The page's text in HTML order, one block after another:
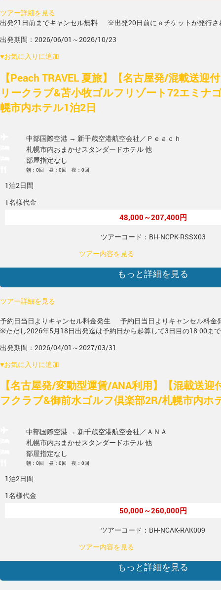
ツアー詳細を見る
出発21日前までキャンセル無料
※出発20日前にｅチケットが発行さ
出発期間：2026/06/01～2026/10/23
♥お気に入りに追加
【Peach TRAVEL 夏旅】【名古屋発/混載送迎
リークラブ&苫小牧ゴルフリゾート72エミナ
幌市内ホテル1泊2日
中部国際空港 → 新千歳空港航空会社／Ｐｅａｃｈ
札幌市内おまかせスタンダードホテル 他
部屋指定なし
朝：0回 昼：0回 夜：0回
1泊2日間
1名様代金
48,000～207,400円
ツアーコード：BH-NCPK-RSSX03
ツアー内容を見る
もっと詳細を見る
ツアー詳細を見る
予約日当日よりキャンセル料金発生
予約日当日よりキャンセル料金
※ただし2026年5月18日出発迄は予約日から起算して3日目の18:00ま
出発期間：2026/04/01～2027/03/31
♥お気に入りに追加
【名古屋発/変動型運賃/ANA利用】【混載送
フクラブ&御前水ゴルフ倶楽部2R/札幌市内ホ
中部国際空港 → 新千歳空港航空会社／ＡＮＡ
札幌市内おまかせスタンダードホテル 他
部屋指定なし
朝：0回 昼：0回 夜：0回
1泊2日間
1名様代金
50,000～260,000円
ツアーコード：BH-NCAK-RAK009
ツアー内容を見る
もっと詳細を見る